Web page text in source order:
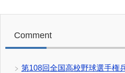
Comment
第108回全国高校野球選手権